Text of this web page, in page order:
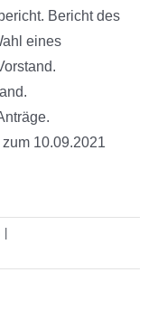
Bericht des
eines
10.09.2021